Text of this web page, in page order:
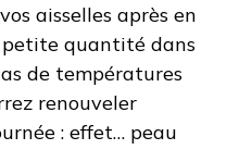
aisselles après en
quantité dans
de températures
renouveler
: effet… peau